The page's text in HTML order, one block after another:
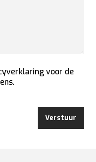
voor de
Verstuur